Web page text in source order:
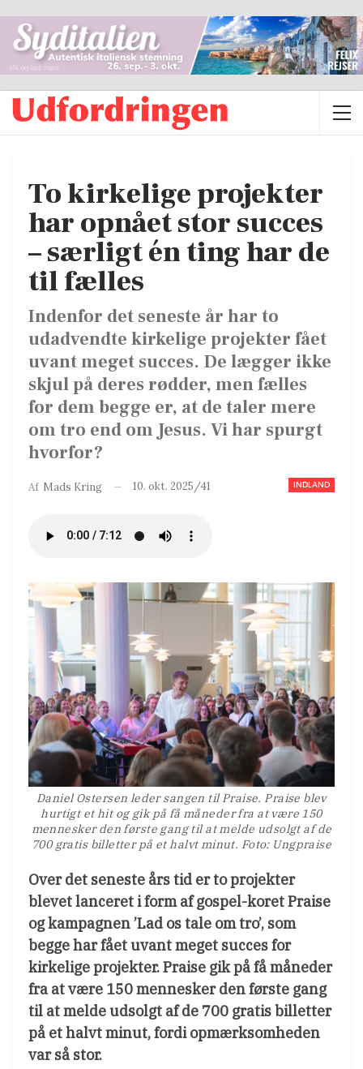
To kirkelige projekter
har opnået stor succes
– særligt én ting har de
til fælles
Indenfor det seneste år har to
udadvendte kirkelige projekter fået
uvant meget succes. De lægger ikke
skjul på deres rødder, men fælles
for dem begge er, at de taler mere
om tro end om Jesus. Vi har spurgt
hvorfor?
INDLAND
Af Mads Kring 10. okt. 2025/41
Daniel Ostersen leder sangen til Praise. Praise blev
hurtigt et hit og gik på få måneder fra at være 150
mennesker den første gang til at melde udsolgt af de
700 gratis billetter på et halvt minut. Foto: Ungpraise
Over det seneste års tid er to projekter
blevet lanceret i form af gospel-koret Praise
og kampagnen ’Lad os tale om tro’, som
begge har fået uvant meget succes for
kirkelige projekter. Praise gik på få måneder
fra at være 150 mennesker den første gang
til at melde udsolgt af de 700 gratis billetter
på et halvt minut, fordi opmærksomheden
var så stor.